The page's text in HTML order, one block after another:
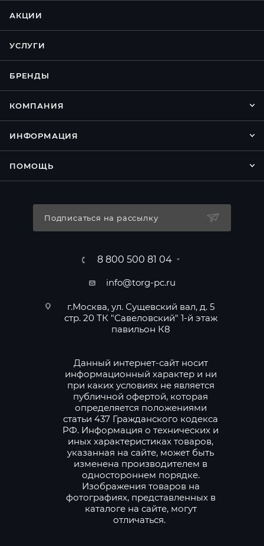
АКЦИИ
УСЛУГИ
БРЕНДЫ
КОМПАНИЯ
ИНФОРМАЦИЯ
ПОМОЩЬ
Подписаться на рассылку
8 800 500 81 04
info@torg-pc.ru
г.Москва, ул. Сущевский вал, д. 5
стр. 20 ТК "Савеловский" 1-й этаж
павильон К8
Данный интернет-сайт носит
информационный характер и ни
при каких условиях не является
публичной офертой, которая
определяется положениями
статьи 437 Гражданского кодекса
РФ. Информация о технических и
иных характеристиках товаров,
указанная на сайте, может быть
изменена производителем в
одностороннем порядке.
Изображения товаров на
фотографиях, представленных в
каталоге на сайте, могут
отличаться.